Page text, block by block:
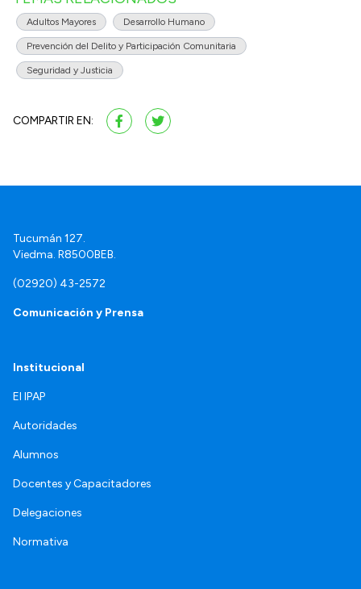
Adultos Mayores Desarrollo Humano
Prevención del Delito y Participación Comunitaria
Seguridad y Justicia
COMPARTIR EN:
Tucumán 127.
Viedma. R8500BEB.
(02920) 43-2572
Comunicación y Prensa
Institucional
El IPAP
Autoridades
Alumnos
Docentes y Capacitadores
Delegaciones
Normativa